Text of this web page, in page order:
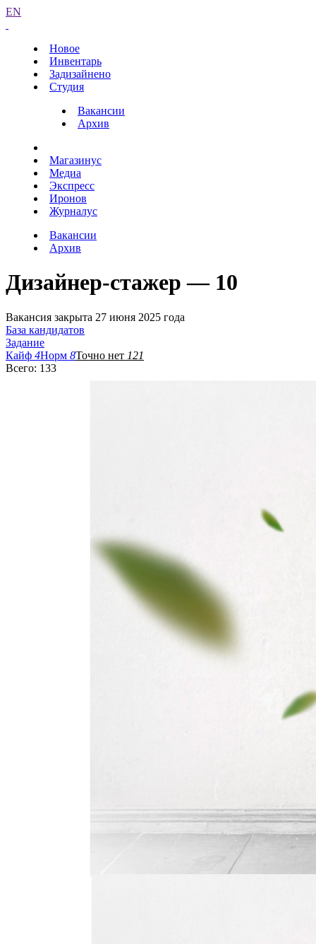
EN
Новое
Инвентарь
Задизайнено
Студия
Вакансии
Архив
Магазинус
Медиа
Экспресс
Иронов
Журналус
Вакансии
Архив
Дизайнер-стажер — 10
Вакансия закрыта 27 июня 2025 года
База кандидатов
Задание
Кайф 4Норм 8Точно нет 121
Всего: 133